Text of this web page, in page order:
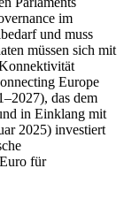
im
und muss
müssen sich mit
Europe
das dem
in Ein­klang mit
2025) investiert
für